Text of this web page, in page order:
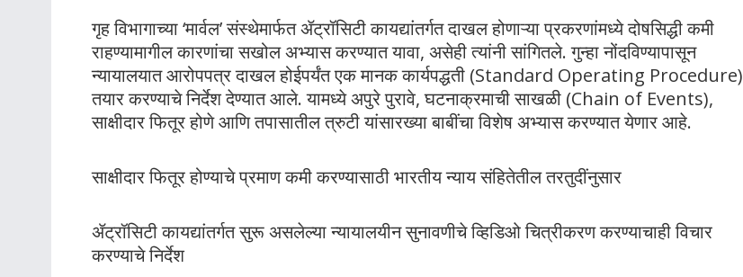
गृह विभागाच्या ‘मार्वल’ संस्थेमार्फत ॲट्रॉसिटी कायद्यांतर्गत दाखल होणाऱ्या प्रकरणांमध्ये दोषसिद्धी कमी
राहण्यामागील कारणांचा सखोल अभ्यास करण्यात यावा, असेही त्यांनी सांगितले. गुन्हा नोंदविण्यापासून
न्यायालयात आरोपपत्र दाखल होईपर्यंत एक मानक कार्यपद्धती (Standard Operating Procedure)
तयार करण्याचे निर्देश देण्यात आले. यामध्ये अपुरे पुरावे, घटनाक्रमाची साखळी (Chain of Events),
साक्षीदार फितूर होणे आणि तपासातील त्रुटी यांसारख्या बाबींचा विशेष अभ्यास करण्यात येणार आहे.
साक्षीदार फितूर होण्याचे प्रमाण कमी करण्यासाठी भारतीय न्याय संहितेतील तरतुदींनुसार
ॲट्रॉसिटी कायद्यांतर्गत सुरू असलेल्या न्यायालयीन सुनावणीचे व्हिडिओ चित्रीकरण करण्याचाही विचार
करण्याचे निर्देश